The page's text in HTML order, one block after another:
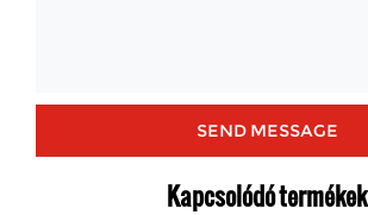
Kapcsolódó termékek